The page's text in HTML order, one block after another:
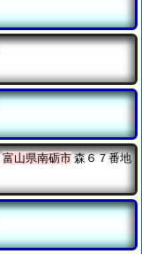
富山県南砺市森６７番地